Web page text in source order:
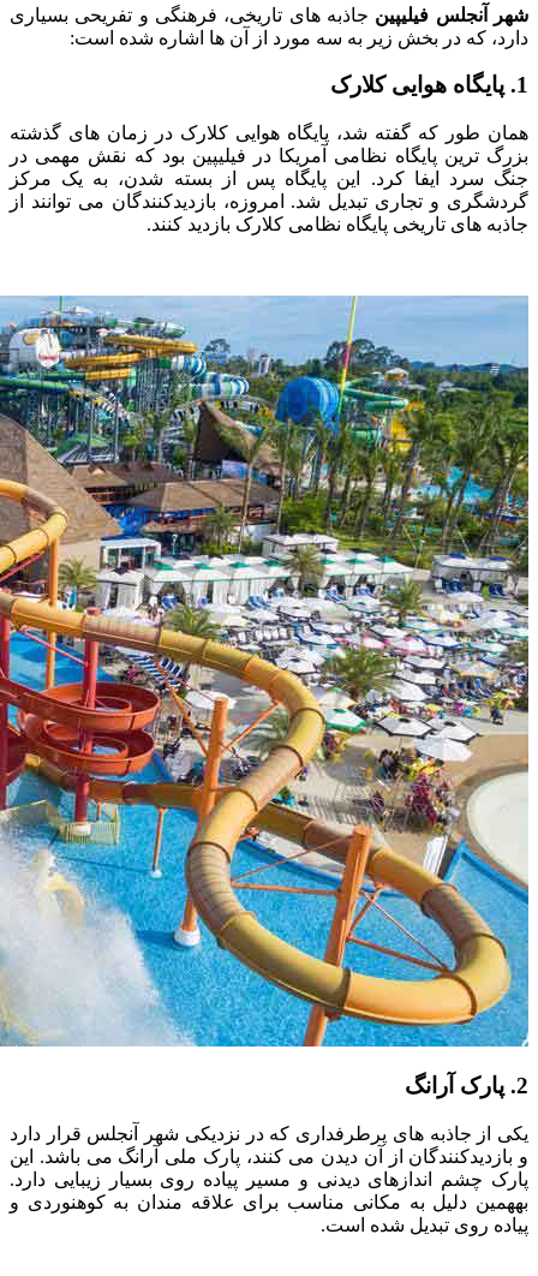
شهر آنجلس فیلیپین جاذبه های تاریخی، فرهنگی و تفریحی بسیاری
دارد، که در بخش زیر به سه مورد از آن ها اشاره شده است:
1. پایگاه هوایی کلارک
همان طور که گفته شد، پایگاه هوایی کلارک در زمان های گذشته
بزرگ ‌ترین پایگاه نظامی آمریکا در فیلیپین بود که نقش مهمی در
جنگ سرد ایفا کرد. این پایگاه پس از بسته شدن، به یک مرکز
گردشگری و تجاری تبدیل شد. امروزه، بازدیدکنندگان می‌ توانند از
جاذبه‌ های تاریخی پایگاه نظامی کلارک بازدید کنند.
2. پارک آرانگ
یکی از جاذبه های پرطرفداری که در نزدیکی شهر آنجلس قرار دارد
و بازدیدکنندگان از آن دیدن می کنند، پارک ملی آرانگ می باشد. این
پارک چشم اندازهای دیدنی و مسیر پیاده روی بسیار زیبایی دارد.
بههمین دلیل به مکانی مناسب برای علاقه مندان به کوهنوردی و
پیاده روی تبدیل شده است.